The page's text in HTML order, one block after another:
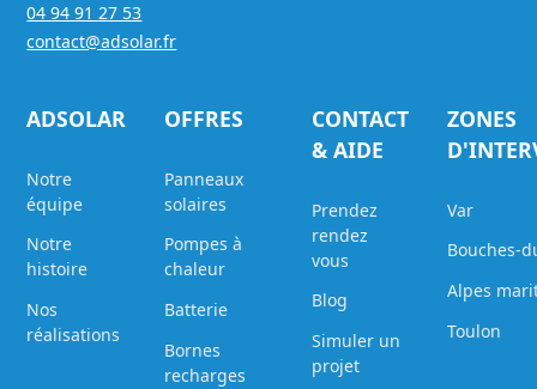
04 94 91 27 53
contact@adsolar.fr
ADSOLAR
Notre
équipe
Notre
histoire
Nos
réalisations
OFFRES
Panneaux
solaires
Pompes à
chaleur
Batterie
Bornes
recharges
CONTACT
& AIDE
Prendez
rendez
vous
Blog
Simuler un
projet
ZONES
Var
Bouches-
Alpes
Toulon